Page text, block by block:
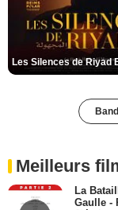
Meilleurs
La
Gaulle -